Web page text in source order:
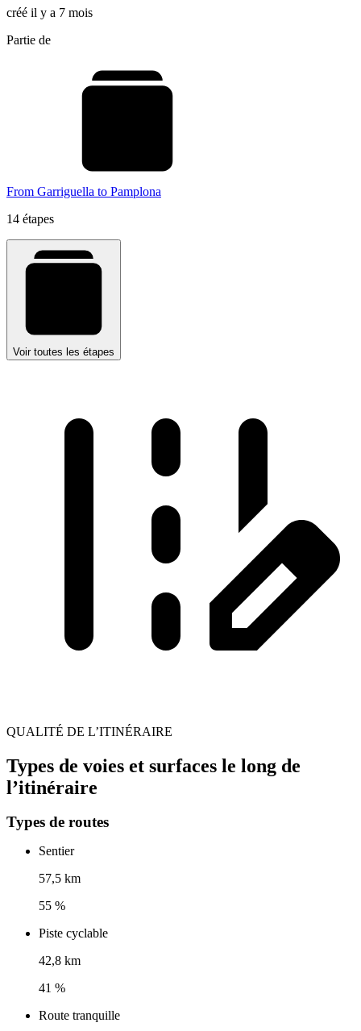
créé il y a 7 mois
Partie de
From Garriguella to Pamplona
14 étapes
Voir toutes les étapes
QUALITÉ DE L’ITINÉRAIRE
Types de voies et surfaces le long de
l’itinéraire
Types de routes
Sentier
57,5 km
55 %
Piste cyclable
42,8 km
41 %
Route tranquille